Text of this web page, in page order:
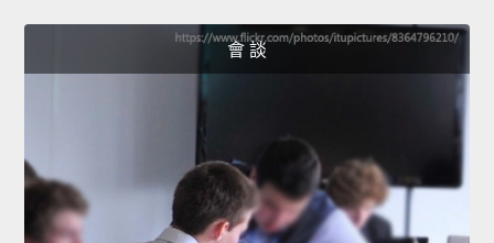
會 談